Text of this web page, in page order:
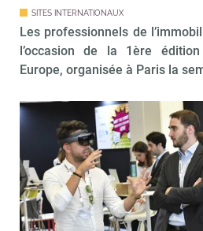
SITES INTERNATIONAUX
Les professionnels de
l’occasion de la 1ère
Europe, organisée à Paris la
Non merci, je reçois déjà
!